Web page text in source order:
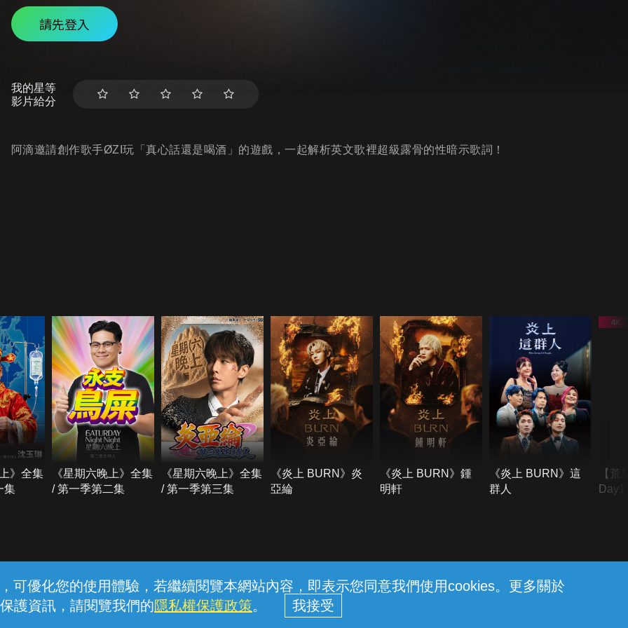
可優化您的使用體驗，若繼續閱覽本網站內容，即表示您同意我們使用cookies。更多關於
護資訊，請閱覽我們的隱私權保護政策。
請先登入
我的星等
影片給分
阿滴邀請創作歌手ØZI玩「真心話還是喝酒」的遊戲，一起解析英文歌裡超級露骨的性暗示歌詞！
》全集
集
《星期六晚上》全集
/ 第一季第二集
《星期六晚上》全集
/ 第一季第三集
《炎上 BURN》炎
亞綸
《炎上 BURN》鍾
明軒
《炎上 BURN》這
群人
【荒
線上客服 服務條款 隱私權保護
中華電信股份有限公司個人家庭分公司 (統一編號：96979949) © 2026